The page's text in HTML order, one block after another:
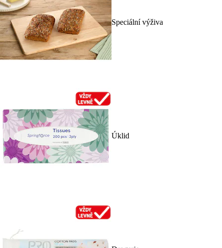
Speciální výživa
Úklid